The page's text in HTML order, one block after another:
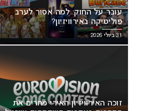
האירוויזיון האירי מחרים את
בעקבות השתתפות ישראל
עובר על החוק: למה אסור לערב
פוליטיקה באירוויזיון?
31 ביולי 2026
זוכה האירוויזיון האירי מחרים את